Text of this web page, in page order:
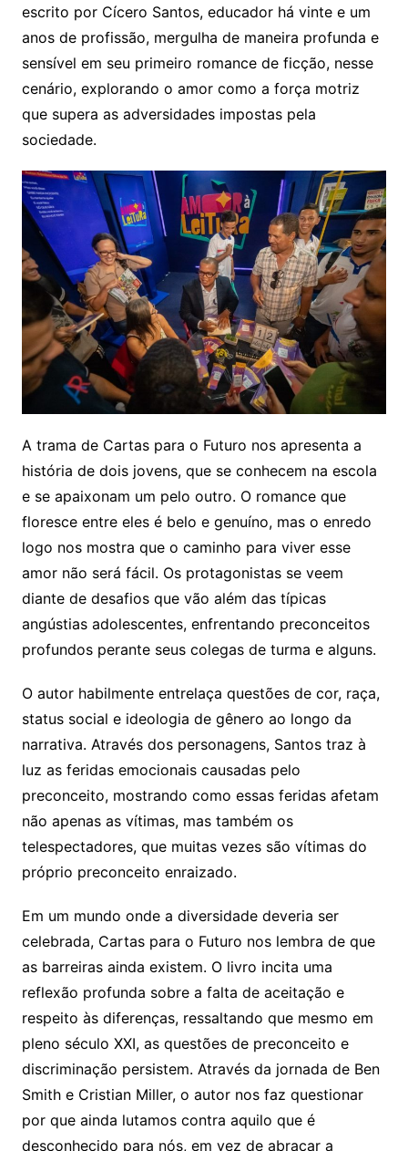
escrito por Cícero Santos, educador há vinte e um
anos de profissão, mergulha de maneira profunda e
sensível em seu primeiro romance de ficção, nesse
cenário, explorando o amor como a força motriz
que supera as adversidades impostas pela
sociedade.
A trama de Cartas para o Futuro nos apresenta a
história de dois jovens, que se conhecem na escola
e se apaixonam um pelo outro. O romance que
floresce entre eles é belo e genuíno, mas o enredo
logo nos mostra que o caminho para viver esse
amor não será fácil. Os protagonistas se veem
diante de desafios que vão além das típicas
angústias adolescentes, enfrentando preconceitos
profundos perante seus colegas de turma e alguns.
O autor habilmente entrelaça questões de cor, raça,
status social e ideologia de gênero ao longo da
narrativa. Através dos personagens, Santos traz à
luz as feridas emocionais causadas pelo
preconceito, mostrando como essas feridas afetam
não apenas as vítimas, mas também os
telespectadores, que muitas vezes são vítimas do
próprio preconceito enraizado.
Em um mundo onde a diversidade deveria ser
celebrada, Cartas para o Futuro nos lembra de que
as barreiras ainda existem. O livro incita uma
reflexão profunda sobre a falta de aceitação e
respeito às diferenças, ressaltando que mesmo em
pleno século XXI, as questões de preconceito e
discriminação persistem. Através da jornada de Ben
Smith e Cristian Miller, o autor nos faz questionar
por que ainda lutamos contra aquilo que é
desconhecido para nós, em vez de abraçar a